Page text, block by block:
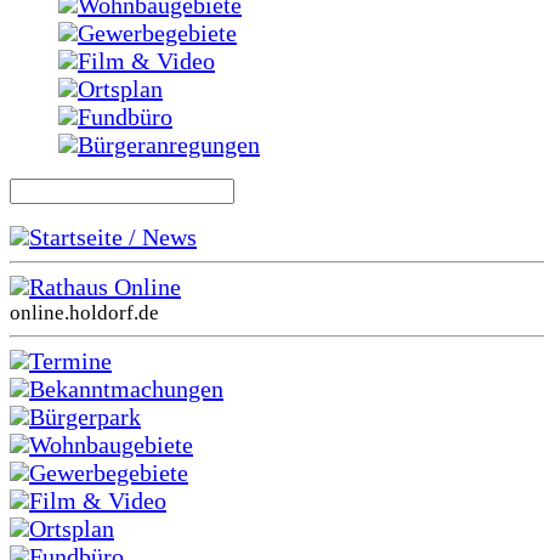
Gewerbegebiete
Film & Video
Ortsplan
Fundbüro
Bürgeranregungen
Startseite / News
Rathaus Online
online.holdorf.de
Termine
Bekanntmachungen
Bürgerpark
Wohnbaugebiete
Gewerbegebiete
Film & Video
Ortsplan